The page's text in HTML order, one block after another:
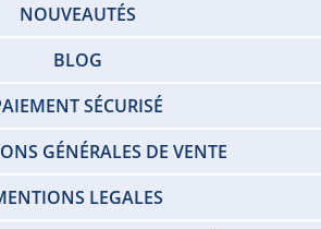
NOUVEAUTÉS
BLOG
SÉCURISÉ
GÉNÉRALES DE VENTE
LEGALES